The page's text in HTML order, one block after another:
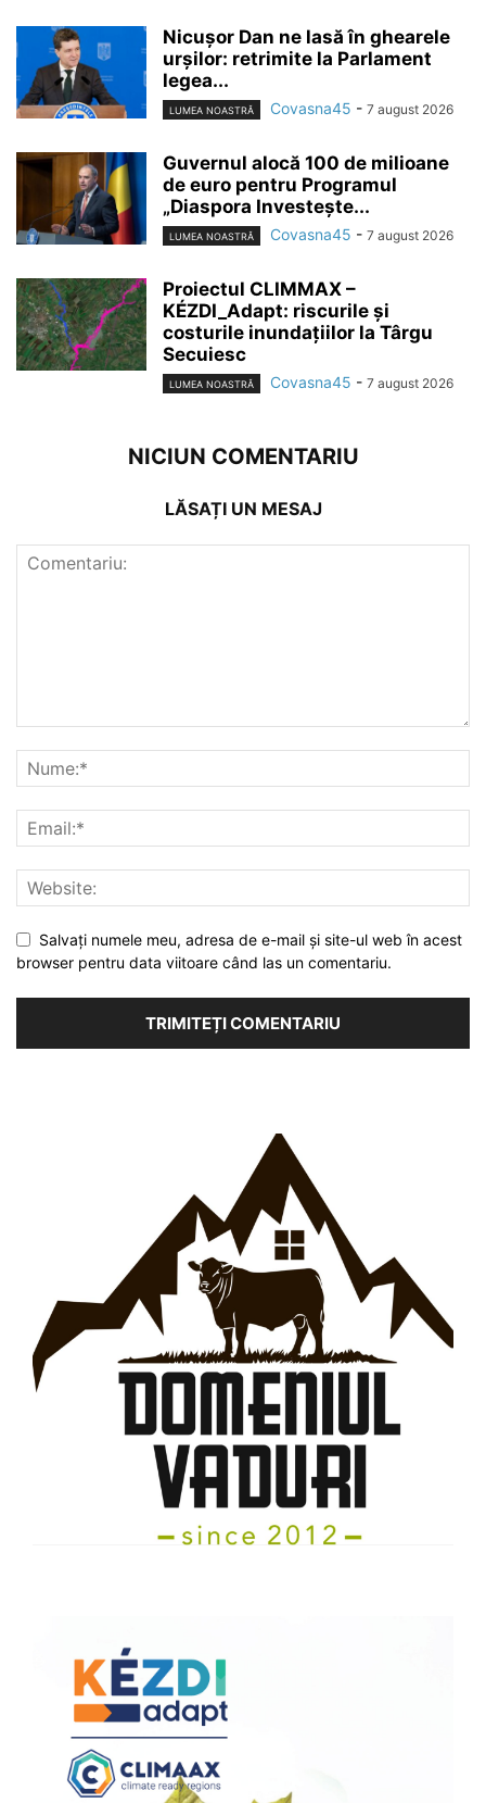
Nicușor Dan ne lasă în ghearele
urșilor: retrimite la Parlament
legea...
LUMEA NOASTRĂ Covasna45 - 7 august 2026
Guvernul alocă 100 de milioane
de euro pentru Programul
„Diaspora Investește...
LUMEA NOASTRĂ Covasna45 - 7 august 2026
Proiectul CLIMMAX –
KÉZDI_Adapt: riscurile și
costurile inundațiilor la Târgu
Secuiesc
LUMEA NOASTRĂ Covasna45 - 7 august 2026
NICIUN COMENTARIU
LĂSAȚI UN MESAJ
Salvați numele meu, adresa de e-mail și site-ul web în acest
browser pentru data viitoare când las un comentariu.